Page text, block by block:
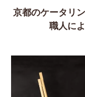
京都のケータリ
職人に